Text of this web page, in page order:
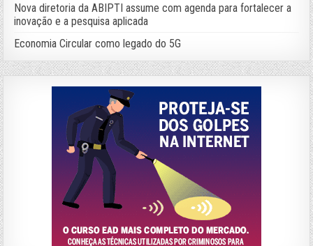
Nova diretoria da ABIPTI assume com agenda para fortalecer a
inovação e a pesquisa aplicada
Economia Circular como legado do 5G